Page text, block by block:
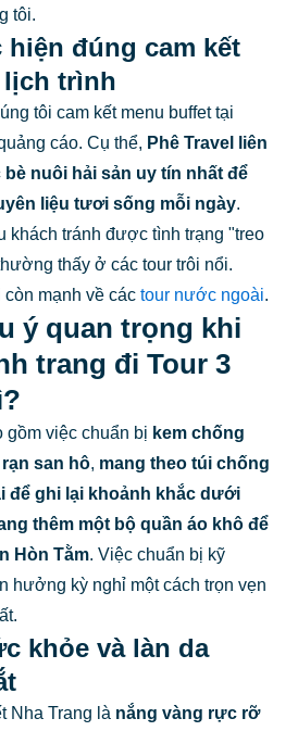
tôi.
hiện đúng cam kết
lịch trình
tôi cam kết menu buffet tại
cáo. Cụ thể, Phê Travel liên
nuôi hải sản uy tín nhất để
liệu tươi sống mỗi ngày.
khách tránh được tình trạng "treo
thấy ở các tour trôi nổi.
mạnh về các tour nước ngoài.
ý quan trọng khi
trang đi Tour 3
gồm việc chuẩn bị kem chống
san hô, mang theo túi chống
để ghi lại khoảnh khắc dưới
thêm một bộ quần áo khô để
Hòn Tằm. Việc chuẩn bị kỹ
hưởng kỳ nghỉ một cách trọn vẹn
khỏe và làn da
Nha Trang là nắng vàng rực rỡ